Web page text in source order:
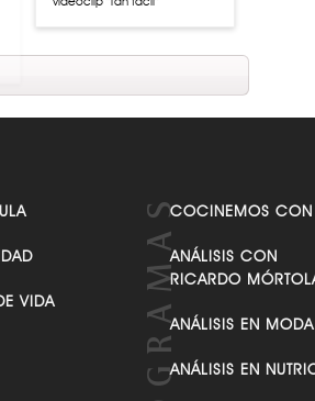
VIDA
COCINEMOS CON
ANÁLISIS CON
RICARDO
ANÁLISIS EN MODA
ANÁLISIS EN